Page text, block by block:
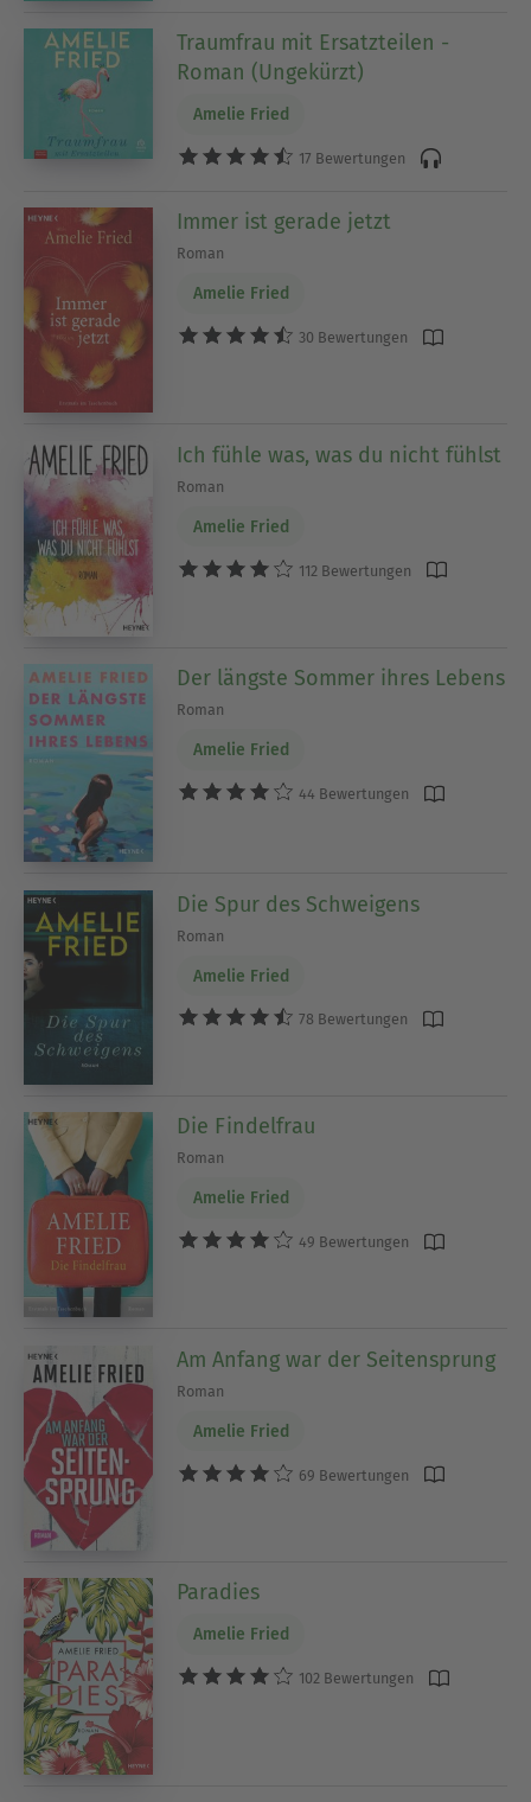
Traumfrau mit Ersatzteilen -
Roman (Ungekürzt)
Amelie Fried
17 Bewertungen
Immer ist gerade jetzt
Roman
Amelie Fried
30 Bewertungen
Ich fühle was, was du nicht fühlst
Roman
Amelie Fried
112 Bewertungen
Der längste Sommer ihres Lebens
Roman
Amelie Fried
44 Bewertungen
Die Spur des Schweigens
Roman
Amelie Fried
78 Bewertungen
Die Findelfrau
Roman
Amelie Fried
49 Bewertungen
Am Anfang war der Seitensprung
Roman
Amelie Fried
69 Bewertungen
Paradies
Amelie Fried
102 Bewertungen